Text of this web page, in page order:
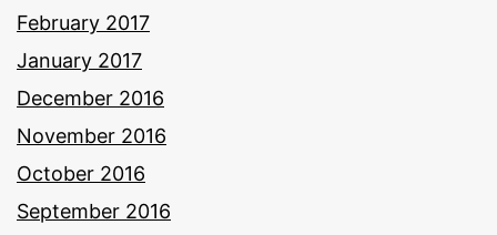
February 2017
January 2017
December 2016
November 2016
October 2016
September 2016